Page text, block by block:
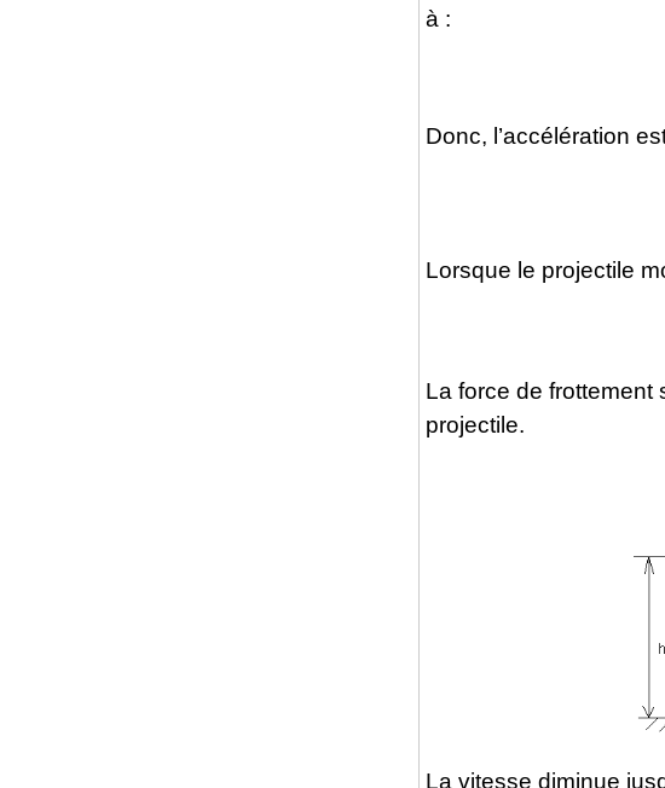
à :
Donc, l’accélération
Lorsque le projectile
La force de frottement
projectile.
La vitesse diminue